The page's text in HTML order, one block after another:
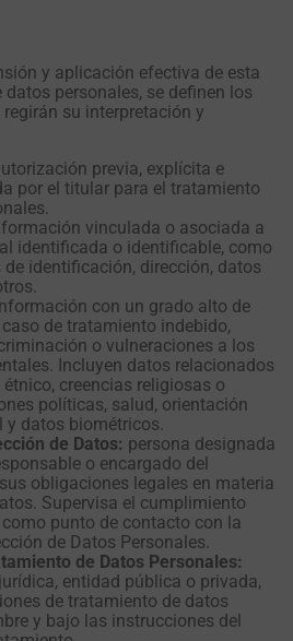
y aplicación efectiva de esta
personales, se definen los
su interpretación y
previa, explícita e
por el titular para el tratamiento
vinculada o asociada a
identificada o identificable, como
de identificación, dirección, datos
con un grado alto de
de tratamiento indebido,
o vulneraciones a los
Incluyen datos relacionados
creencias religiosas o
políticas, salud, orientación
y datos biométricos.
de Datos: persona designada
o encargado del
obligaciones legales en materia
Supervisa el cumplimiento
punto de contacto con la
de Datos Personales.
de Datos Personales:
entidad pública o privada,
de tratamiento de datos
y bajo las instrucciones del